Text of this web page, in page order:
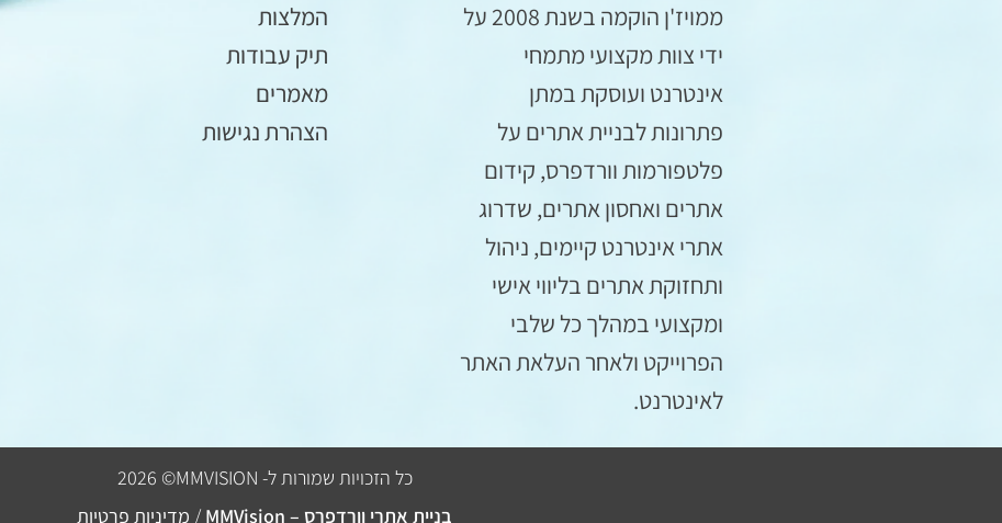
ממויז'ן הוקמה בשנת 2008 על
ידי צוות מקצועי מתמחי
אינטרנט ועוסקת במתן
פתרונות לבניית אתרים על
פלטפורמות וורדפרס, קידום
אתרים ואחסון אתרים, שדרוג
אתרי אינטרנט קיימים, ניהול
ותחזוקת אתרים בליווי אישי
ומקצועי במהלך כל שלבי
הפרוייקט ולאחר העלאת האתר
לאינטרנט.
המלצות
תיק עבודות
מאמרים
הצהרת נגישות
כל הזכויות שמורות ל- MMVISION
© 2026
בניית אתרי וורדפרס – MMVision
/ מדיניות פרטיות